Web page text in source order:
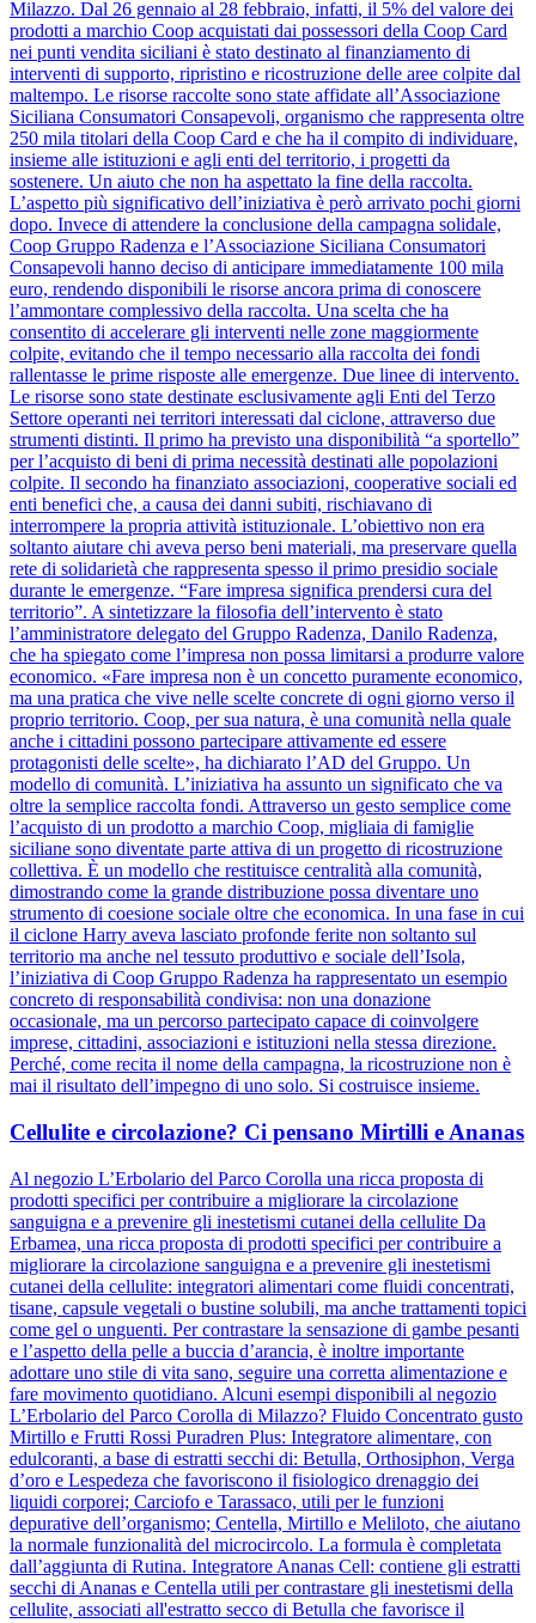
Milazzo. Dal 26 gennaio al 28 febbraio, infatti, il 5% del valore dei
prodotti a marchio Coop acquistati dai possessori della Coop Card
nei punti vendita siciliani è stato destinato al finanziamento di
interventi di supporto, ripristino e ricostruzione delle aree colpite dal
maltempo. Le risorse raccolte sono state affidate all’Associazione
Siciliana Consumatori Consapevoli, organismo che rappresenta oltre
250 mila titolari della Coop Card e che ha il compito di individuare,
insieme alle istituzioni e agli enti del territorio, i progetti da
sostenere. Un aiuto che non ha aspettato la fine della raccolta.
L’aspetto più significativo dell’iniziativa è però arrivato pochi giorni
dopo. Invece di attendere la conclusione della campagna solidale,
Coop Gruppo Radenza e l’Associazione Siciliana Consumatori
Consapevoli hanno deciso di anticipare immediatamente 100 mila
euro, rendendo disponibili le risorse ancora prima di conoscere
l’ammontare complessivo della raccolta. Una scelta che ha
consentito di accelerare gli interventi nelle zone maggiormente
colpite, evitando che il tempo necessario alla raccolta dei fondi
rallentasse le prime risposte alle emergenze. Due linee di intervento.
Le risorse sono state destinate esclusivamente agli Enti del Terzo
Settore operanti nei territori interessati dal ciclone, attraverso due
strumenti distinti. Il primo ha previsto una disponibilità “a sportello”
per l’acquisto di beni di prima necessità destinati alle popolazioni
colpite. Il secondo ha finanziato associazioni, cooperative sociali ed
enti benefici che, a causa dei danni subiti, rischiavano di
interrompere la propria attività istituzionale. L’obiettivo non era
soltanto aiutare chi aveva perso beni materiali, ma preservare quella
rete di solidarietà che rappresenta spesso il primo presidio sociale
durante le emergenze. “Fare impresa significa prendersi cura del
territorio”. A sintetizzare la filosofia dell’intervento è stato
l’amministratore delegato del Gruppo Radenza, Danilo Radenza,
che ha spiegato come l’impresa non possa limitarsi a produrre valore
economico. «Fare impresa non è un concetto puramente economico,
ma una pratica che vive nelle scelte concrete di ogni giorno verso il
proprio territorio. Coop, per sua natura, è una comunità nella quale
anche i cittadini possono partecipare attivamente ed essere
protagonisti delle scelte», ha dichiarato l’AD del Gruppo. Un
modello di comunità. L’iniziativa ha assunto un significato che va
oltre la semplice raccolta fondi. Attraverso un gesto semplice come
l’acquisto di un prodotto a marchio Coop, migliaia di famiglie
siciliane sono diventate parte attiva di un progetto di ricostruzione
collettiva. È un modello che restituisce centralità alla comunità,
dimostrando come la grande distribuzione possa diventare uno
strumento di coesione sociale oltre che economica. In una fase in cui
il ciclone Harry aveva lasciato profonde ferite non soltanto sul
territorio ma anche nel tessuto produttivo e sociale dell’Isola,
l’iniziativa di Coop Gruppo Radenza ha rappresentato un esempio
concreto di responsabilità condivisa: non una donazione
occasionale, ma un percorso partecipato capace di coinvolgere
imprese, cittadini, associazioni e istituzioni nella stessa direzione.
Perché, come recita il nome della campagna, la ricostruzione non è
mai il risultato dell’impegno di uno solo. Si costruisce insieme.
Cellulite e circolazione? Ci pensano Mirtilli e Ananas
Al negozio L’Erbolario del Parco Corolla una ricca proposta di
prodotti specifici per contribuire a migliorare la circolazione
sanguigna e a prevenire gli inestetismi cutanei della cellulite Da
Erbamea, una ricca proposta di prodotti specifici per contribuire a
migliorare la circolazione sanguigna e a prevenire gli inestetismi
cutanei della cellulite: integratori alimentari come fluidi concentrati,
tisane, capsule vegetali o bustine solubili, ma anche trattamenti topici
come gel o unguenti. Per contrastare la sensazione di gambe pesanti
e l’aspetto della pelle a buccia d’arancia, è inoltre importante
adottare uno stile di vita sano, seguire una corretta alimentazione e
fare movimento quotidiano. Alcuni esempi disponibili al negozio
L’Erbolario del Parco Corolla di Milazzo? Fluido Concentrato gusto
Mirtillo e Frutti Rossi Puradren Plus: Integratore alimentare, con
edulcoranti, a base di estratti secchi di: Betulla, Orthosiphon, Verga
d’oro e Lespedeza che favoriscono il fisiologico drenaggio dei
liquidi corporei; Carciofo e Tarassaco, utili per le funzioni
depurative dell’organismo; Centella, Mirtillo e Meliloto, che aiutano
la normale funzionalità del microcircolo. La formula è completata
dall’aggiunta di Rutina. Integratore Ananas Cell: contiene gli estratti
secchi di Ananas e Centella utili per contrastare gli inestetismi della
cellulite, associati all'estratto secco di Betulla che favorisce il